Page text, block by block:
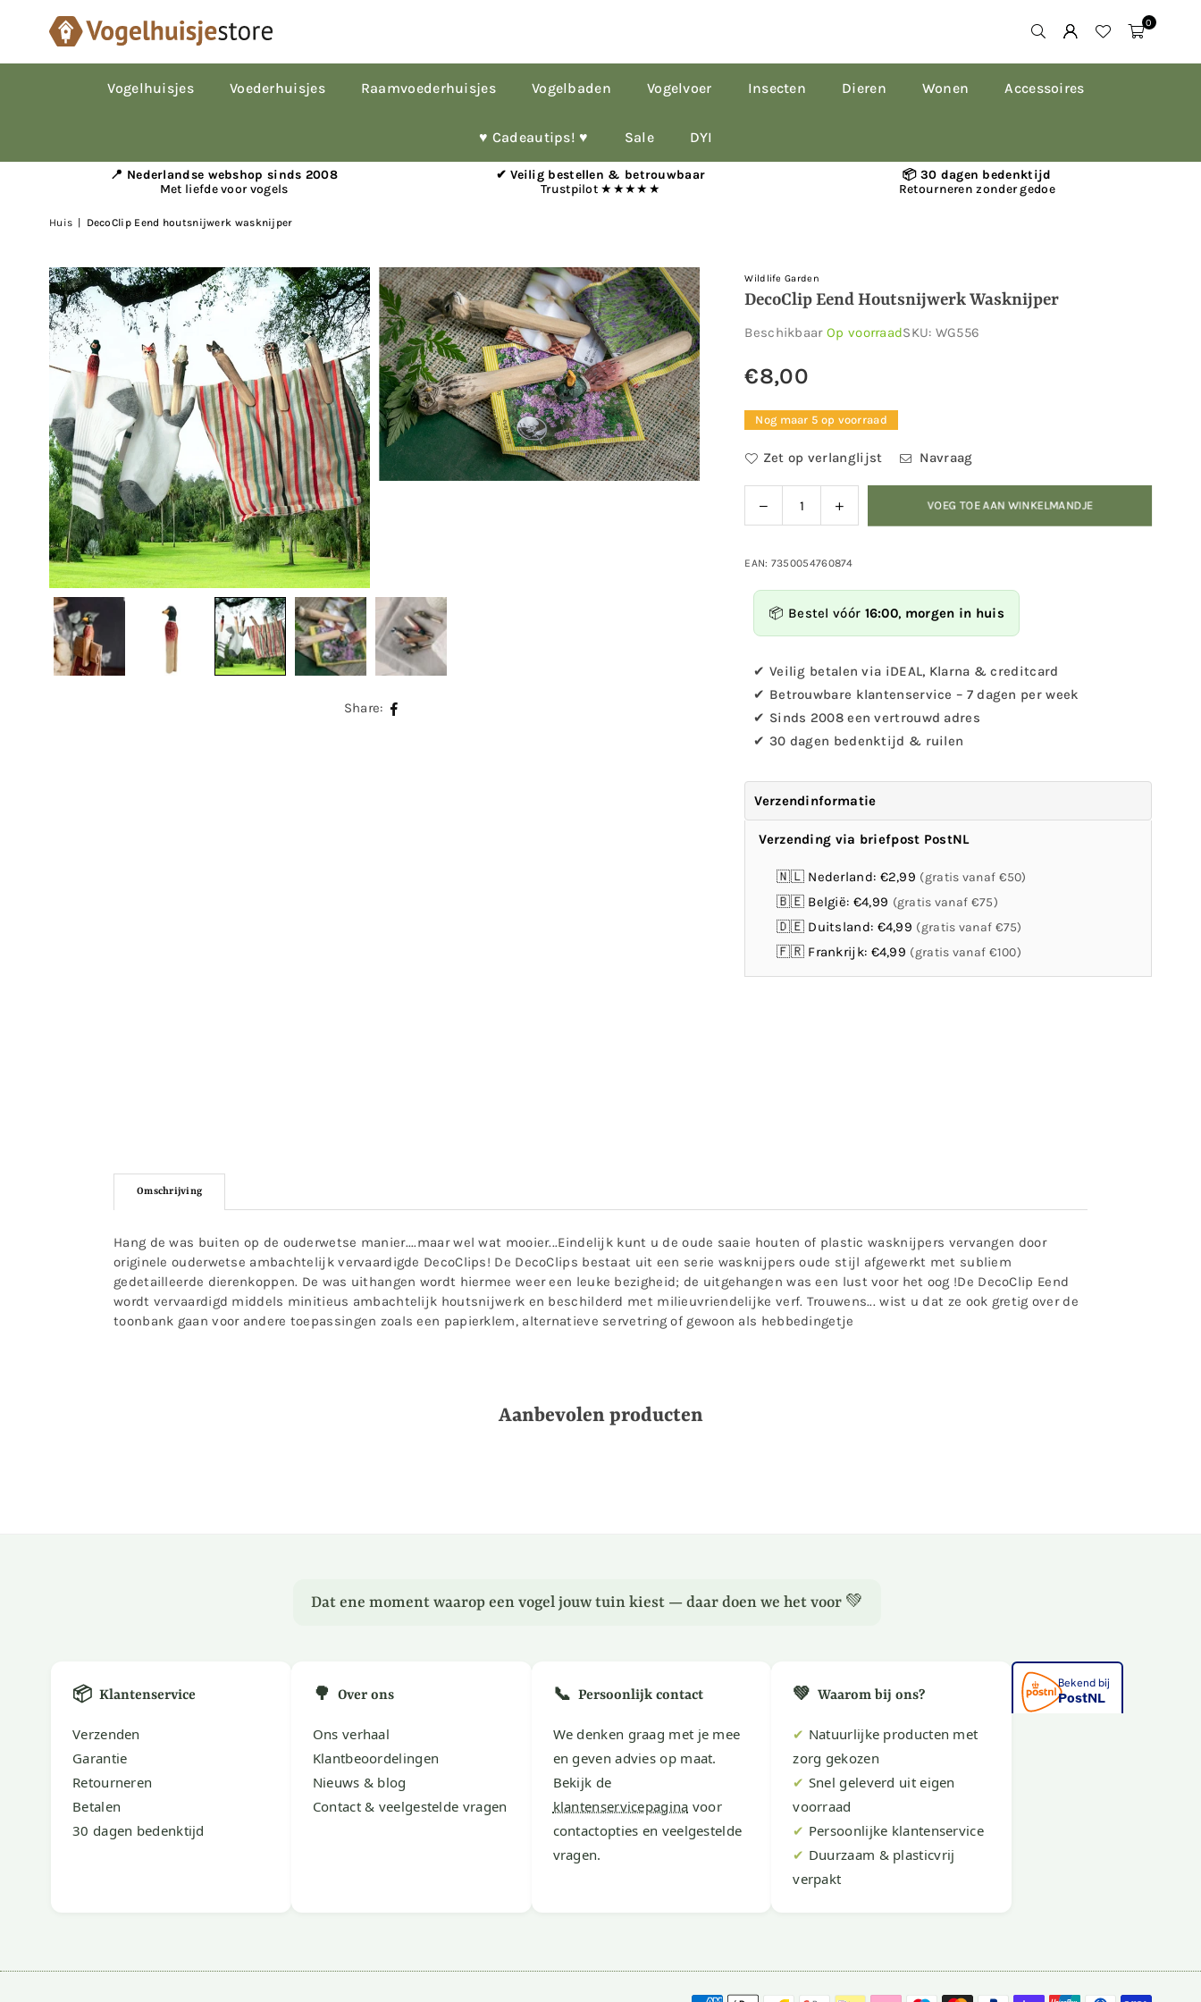
0
Vogelhuisjes Voederhuisjes Raamvoederhuisjes Vogelbaden Vogelvoer Insecten Dieren Wonen Accessoires
♥︎ Cadeautips! ♥︎ Sale DYI
📍 Nederlandse webshop sinds 2008
Met liefde voor vogels
✔ Veilig bestellen & betrouwbaar
Trustpilot ★★★★★
📦 30 dagen bedenktijd
Retourneren zonder gedoe
Huis DecoClip Eend houtsnijwerk wasknijper
Share:
Wildlife Garden
DecoClip Eend Houtsnijwerk Wasknijper
Beschikbaar Op voorraadSKU: WG556
Normale
€8,00
Nog maar 5 op voorraad
Zet op verlanglijst Navraag
Hoeveelheid
Verlaag
de
voor
Eend
houtsnijwerk
Verhoog
de
voor
Eend
houtsnijwerk
VOEG TOE AAN WINKELMANDJE
EAN: 7350054760874
📦 Bestel vóór 16:00, morgen in huis
✔ Veilig betalen via iDEAL, Klarna & creditcard
✔ Betrouwbare klantenservice – 7 dagen per week
✔ Sinds 2008 een vertrouwd adres
✔ 30 dagen bedenktijd & ruilen
Verzendinformatie
Verzending via briefpost PostNL
🇳🇱 Nederland: €2,99 (gratis vanaf €50)
🇧🇪 België: €4,99 (gratis vanaf €75)
🇩🇪 Duitsland: €4,99 (gratis vanaf €75)
🇫🇷 Frankrijk: €4,99 (gratis vanaf €100)
Omschrijving
Hang de was buiten op de ouderwetse manier....maar wel wat mooier...Eindelijk kunt u de oude saaie houten of plastic wasknijpers vervangen door
originele ouderwetse ambachtelijk vervaardigde DecoClips! De DecoClips bestaat uit een serie wasknijpers oude stijl afgewerkt met subliem
gedetailleerde dierenkoppen. De was uithangen wordt hiermee weer een leuke bezigheid; de uitgehangen was een lust voor het oog !De DecoClip Eend
wordt vervaardigd middels minitieus ambachtelijk houtsnijwerk en beschilderd met milieuvriendelijke verf. Trouwens... wist u dat ze ook gretig over de
toonbank gaan voor andere toepassingen zoals een papierklem, alternatieve servetring of gewoon als hebbedingetje
Aanbevolen producten
Dat ene moment waarop een vogel jouw tuin kiest — daar doen we het voor 💚
📦 Klantenservice
Verzenden
Garantie
Retourneren
Betalen
30 dagen bedenktijd
🌳 Over ons
Ons verhaal
Klantbeoordelingen
Nieuws & blog
Contact & veelgestelde vragen
📞 Persoonlijk contact
We denken graag met je mee
en geven advies op maat.
Bekijk de
klantenservicepagina voor
contactopties en veelgestelde
vragen.
💚 Waarom bij ons?
✔ Natuurlijke producten met
zorg gekozen
✔ Snel geleverd uit eigen
voorraad
✔ Persoonlijke klantenservice
✔ Duurzaam & plasticvrij
verpakt